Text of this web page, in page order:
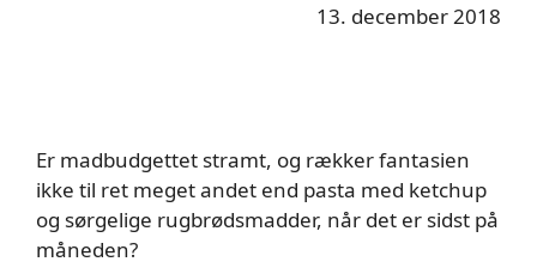
13. december 2018
Er madbudgettet stramt, og rækker fantasien
ikke til ret meget andet end pasta med ketchup
og sørgelige rugbrødsmadder, når det er sidst på
måneden?